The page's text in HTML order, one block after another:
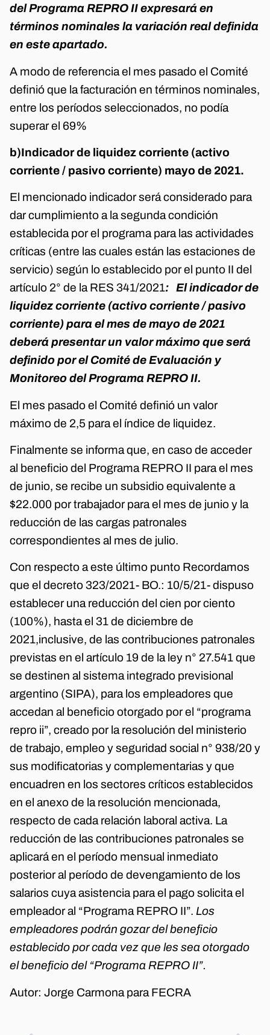
del Programa REPRO II expresará en
términos nominales la variación real definida
en este apartado.
A modo de referencia el mes pasado el Comité
definió que la facturación en términos nominales,
entre los períodos seleccionados, no podía
superar el 69%
b)Indicador de liquidez corriente (activo
corriente / pasivo corriente) mayo de 2021.
El mencionado indicador será considerado para
dar cumplimiento a la segunda condición
establecida por el programa para las actividades
críticas (entre las cuales están las estaciones de
servicio) según lo establecido por el punto II del
artículo 2° de la RES 341/2021: El indicador de
liquidez corriente (activo corriente / pasivo
corriente) para el mes de mayo de 2021
deberá presentar un valor máximo que será
definido por el Comité de Evaluación y
Monitoreo del Programa REPRO II.
El mes pasado el Comité definió un valor
máximo de 2,5 para el índice de liquidez.
Finalmente se informa que, en caso de acceder
al beneficio del Programa REPRO II para el mes
de junio, se recibe un subsidio equivalente a
$22.000 por trabajador para el mes de junio y la
reducción de las cargas patronales
correspondientes al mes de julio.
Con respecto a este último punto Recordamos
que el decreto 323/2021- BO.: 10/5/21- dispuso
establecer una reducción del cien por ciento
(100%), hasta el 31 de diciembre de
2021,inclusive, de las contribuciones patronales
previstas en el artículo 19 de la ley n° 27.541 que
se destinen al sistema integrado previsional
argentino (SIPA), para los empleadores que
accedan al beneficio otorgado por el “programa
repro ii”, creado por la resolución del ministerio
de trabajo, empleo y seguridad social n° 938/20 y
sus modificatorias y complementarias y que
encuadren en los sectores críticos establecidos
en el anexo de la resolución mencionada,
respecto de cada relación laboral activa. La
reducción de las contribuciones patronales se
aplicará en el período mensual inmediato
posterior al período de devengamiento de los
salarios cuya asistencia para el pago solicita el
empleador al “Programa REPRO II”. Los
empleadores podrán gozar del beneficio
establecido por cada vez que les sea otorgado
el beneficio del “Programa REPRO II”.
Autor: Jorge Carmona para FECRA